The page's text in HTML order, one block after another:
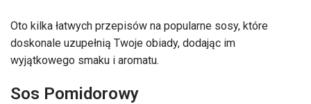
Oto kilka łatwych przepisów na popularne sosy, które
doskonale uzupełnią Twoje obiady, dodając im
wyjątkowego smaku i aromatu.
Sos Pomidorowy